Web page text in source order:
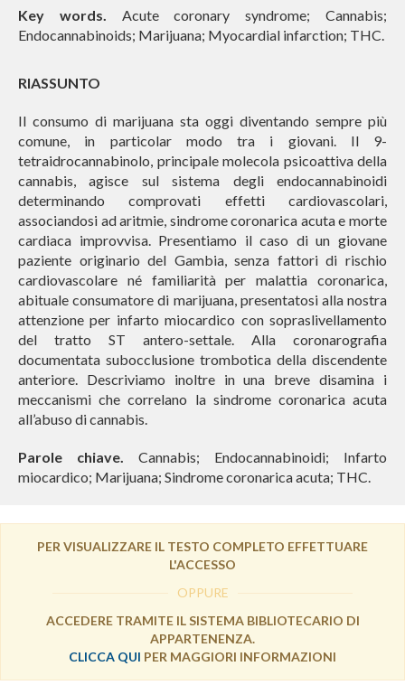
Key words. Acute coronary syndrome; Cannabis;
Endocannabinoids; Marijuana; Myocardial infarction; THC.
RIASSUNTO
Il consumo di marijuana sta oggi diventando sempre più
comune, in particolar modo tra i giovani. Il 9-
tetraidrocannabinolo, principale molecola psicoattiva della
cannabis, agisce sul sistema degli endocannabinoidi
determinando comprovati effetti cardiovascolari,
associandosi ad aritmie, sindrome coronarica acuta e morte
cardiaca improvvisa. Presentiamo il caso di un giovane
paziente originario del Gambia, senza fattori di rischio
cardiovascolare né familiarità per malattia coronarica,
abituale consumatore di marijuana, presentatosi alla nostra
attenzione per infarto miocardico con sopraslivellamento
del tratto ST antero-settale. Alla coronarografia
documentata subocclusione trombotica della discendente
anteriore. Descriviamo inoltre in una breve disamina i
meccanismi che correlano la sindrome coronarica acuta
all’abuso di cannabis.
Parole chiave. Cannabis; Endocannabinoidi; Infarto
miocardico; Marijuana; Sindrome coronarica acuta; THC.
PER VISUALIZZARE IL TESTO COMPLETO EFFETTUARE
L'ACCESSO
OPPURE
ACCEDERE TRAMITE IL SISTEMA BIBLIOTECARIO DI
APPARTENENZA.
CLICCA QUI PER MAGGIORI INFORMAZIONI